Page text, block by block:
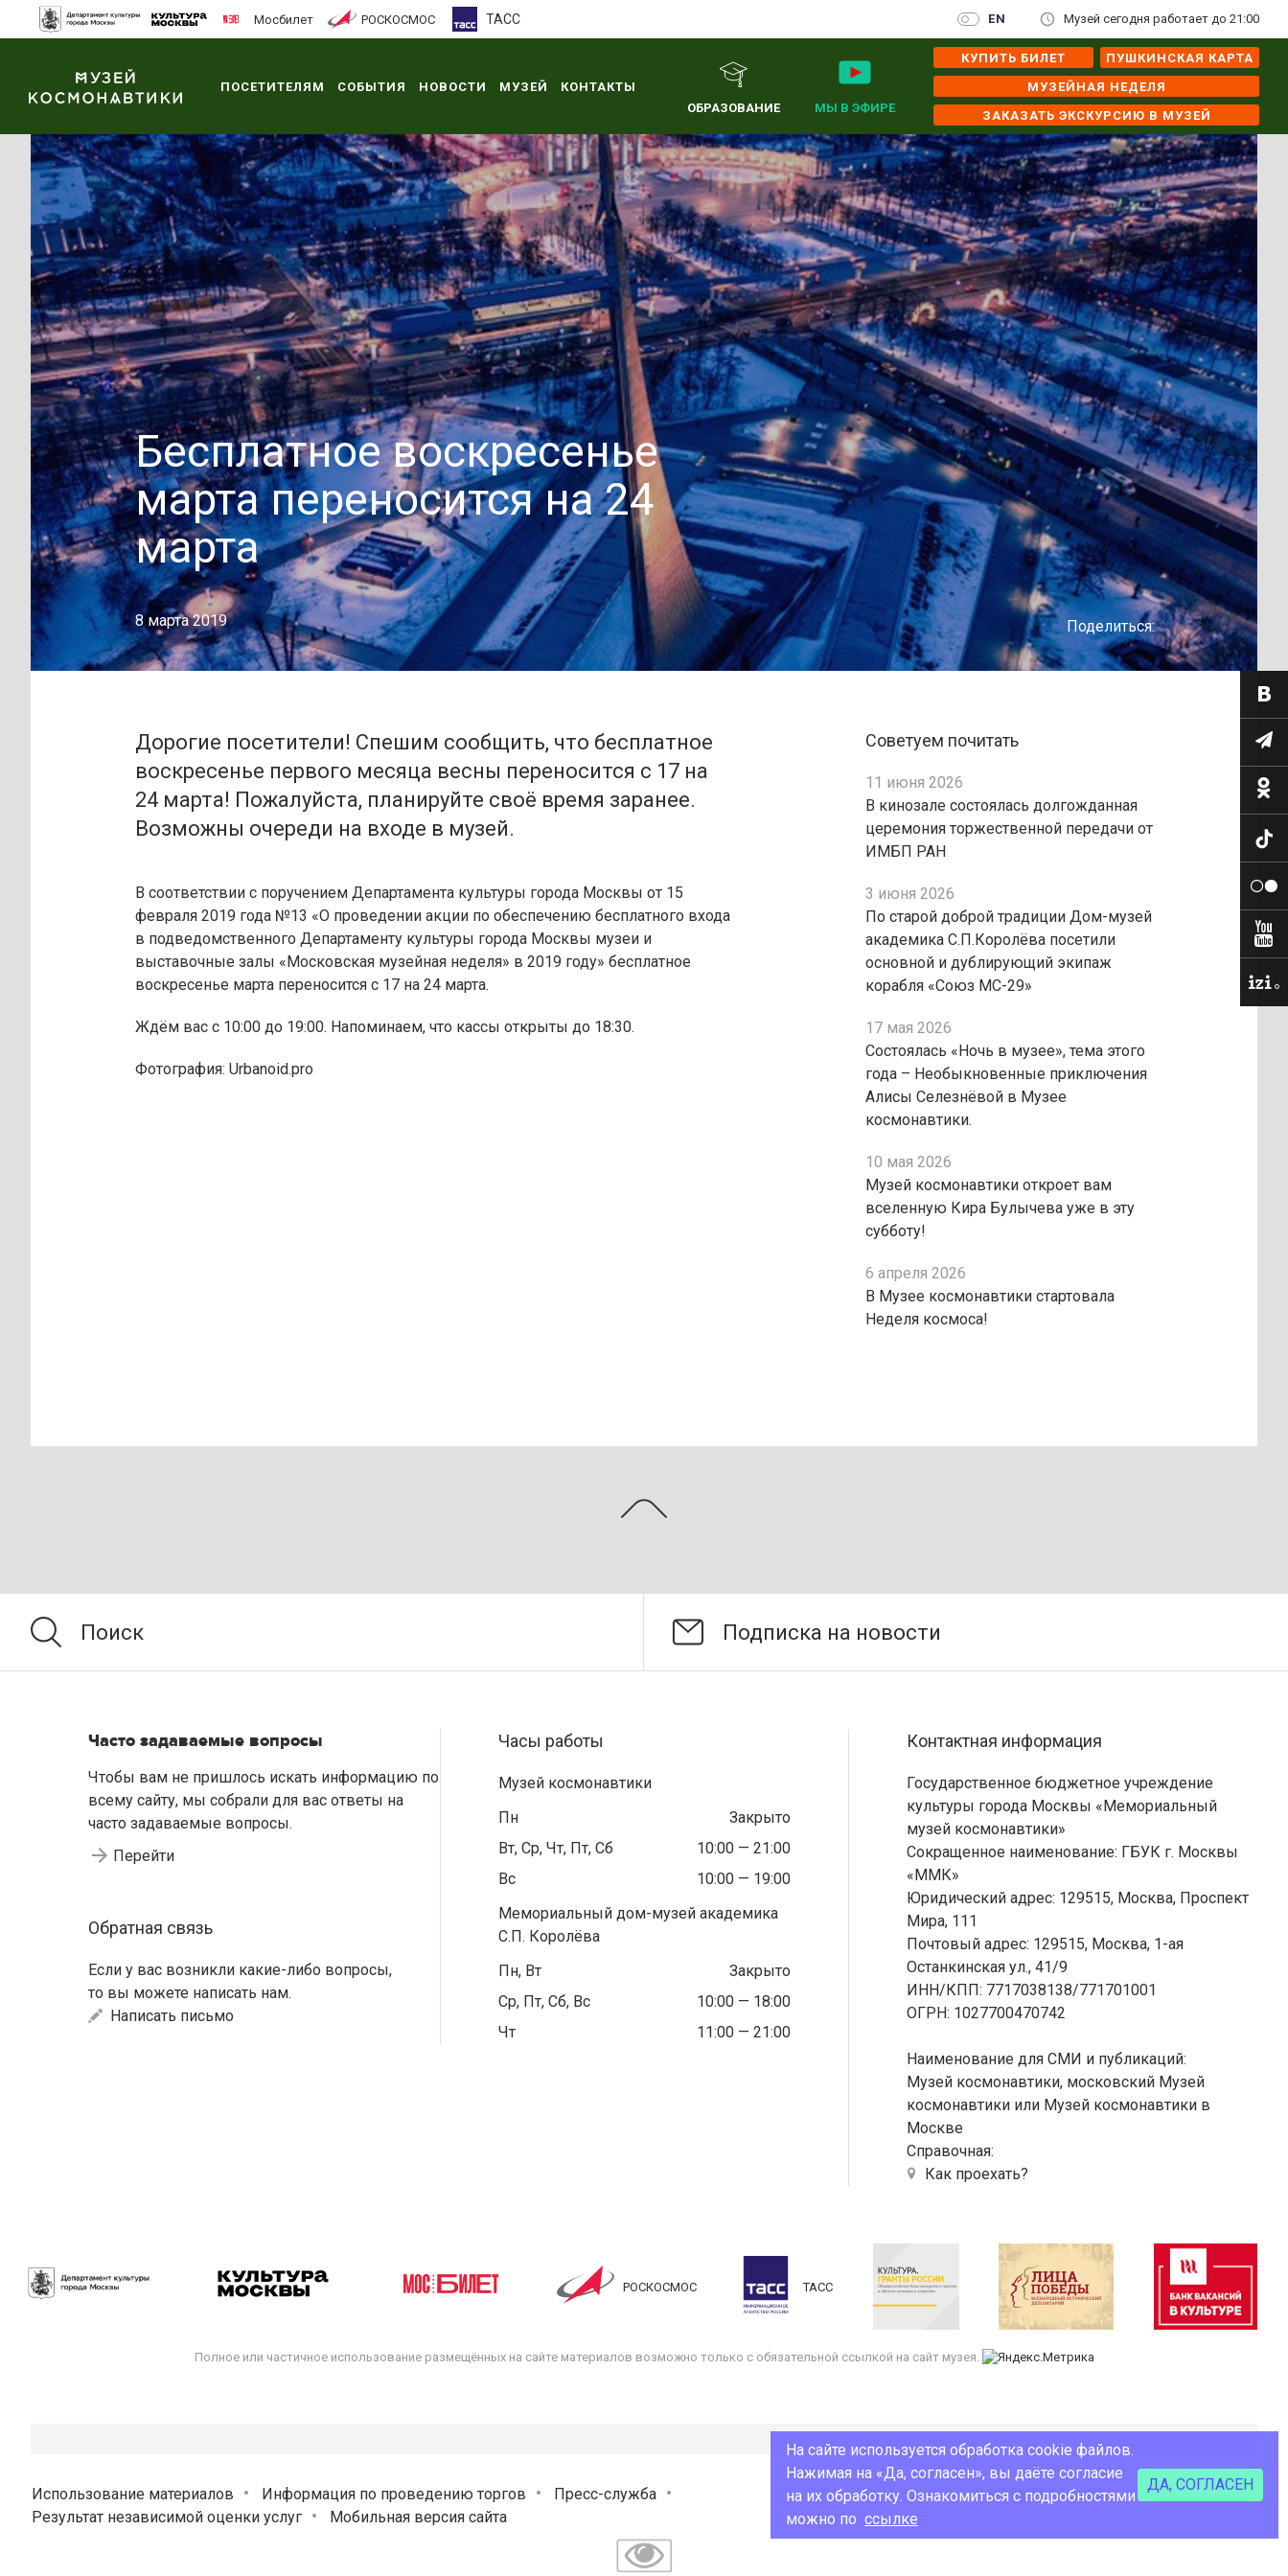
Мосбилет РОСКОСМОС ТАСС EN Музей сегодня работает до 21:00
ПОСЕТИТЕЛЯМ СОБЫТИЯ НОВОСТИ МУЗЕЙ
КОНТАКТЫ
ОБРАЗОВАНИЕ
МЫ В ЭФИРЕ
КУПИТЬ БИЛЕТ
ПУШКИНСКАЯ КАРТА
МУЗЕЙНАЯ НЕДЕЛЯ
ЗАКАЗАТЬ ЭКСКУРСИЮ В МУЗЕЙ
Бесплатное воскресенье
марта переносится на 24
марта
8 марта 2019 Поделиться:
Дорогие посетители! Спешим сообщить, что бесплатное
воскресенье первого месяца весны переносится с 17 на
24 марта! Пожалуйста, планируйте своё время заранее.
Возможны очереди на входе в музей.
В соответствии с поручением Департамента культуры города Москвы от 15
февраля 2019 года №13 «О проведении акции по обеспечению бесплатного входа
в подведомственного Департаменту культуры города Москвы музеи и
выставочные залы «Московская музейная неделя» в 2019 году» бесплатное
воскресенье марта переносится с 17 на 24 марта.
Ждём вас с 10:00 до 19:00. Напоминаем, что кассы открыты до 18:30.
Фотография: Urbanoid.pro
Советуем почитать
11 июня 2026
В кинозале состоялась долгожданная
церемония торжественной передачи от
ИМБП РАН
3 июня 2026
По старой доброй традиции Дом-музей
академика С.П.Королёва посетили
основной и дублирующий экипаж
корабля «Союз МС-29»
17 мая 2026
Состоялась «Ночь в музее», тема этого
года – Необыкновенные приключения
Алисы Селезнёвой в Музее
космонавтики.
10 мая 2026
Музей космонавтики откроет вам
вселенную Кира Булычева уже в эту
субботу!
6 апреля 2026
В Музее космонавтики стартовала
Неделя космоса!
Часто задаваемые вопросы
Чтобы вам не пришлось искать информацию по
всему сайту, мы собрали для вас ответы на
часто задаваемые вопросы.
Перейти
Обратная связь
Если у вас возникли какие-либо вопросы,
то вы можете написать нам.
Написать письмо
Часы работы
Музей космонавтики
Пн
Закрыто
Вт, Ср, Чт, Пт, Сб
10:00 — 21:00
Вс
10:00 — 19:00
Мемориальный дом-музей академика
С.П. Королёва
Пн, Вт
Закрыто
Ср, Пт, Сб, Вс
10:00 — 18:00
Чт
11:00 — 21:00
Контактная информация
Государственное бюджетное учреждение
культуры города Москвы «Мемориальный
музей космонавтики»
Сокращенное наименование: ГБУК г. Москвы
«ММК»
Юридический адрес: 129515, Москва, Проспект
Мира, 111
Почтовый адрес: 129515, Москва, 1-ая
Останкинская ул., 41/9
ИНН/КПП: 7717038138/771701001
ОГРН: 1027700470742
Наименование для СМИ и публикаций:
Музей космонавтики, московский Музей
космонавтики или Музей космонавтики в
Москве
Справочная:
Как проехать?
РОСКОСМОС ТАСС
Полное или частичное использование размещённых на сайте материалов возможно только с обязательной ссылкой на сайт музея.
Использование материалов Информация по проведению торгов
Пресс-служба
Результат независимой оценки услуг
Мобильная версия сайта
© ММК, 2014 - 2026 Сделано в Coalla
На сайте используется обработка cookie файлов.
Нажимая на «Да, согласен», вы даёте согласие
на их обработку. Ознакомиться с подробностями
можно по ссылке
ДА, СОГЛАСЕН